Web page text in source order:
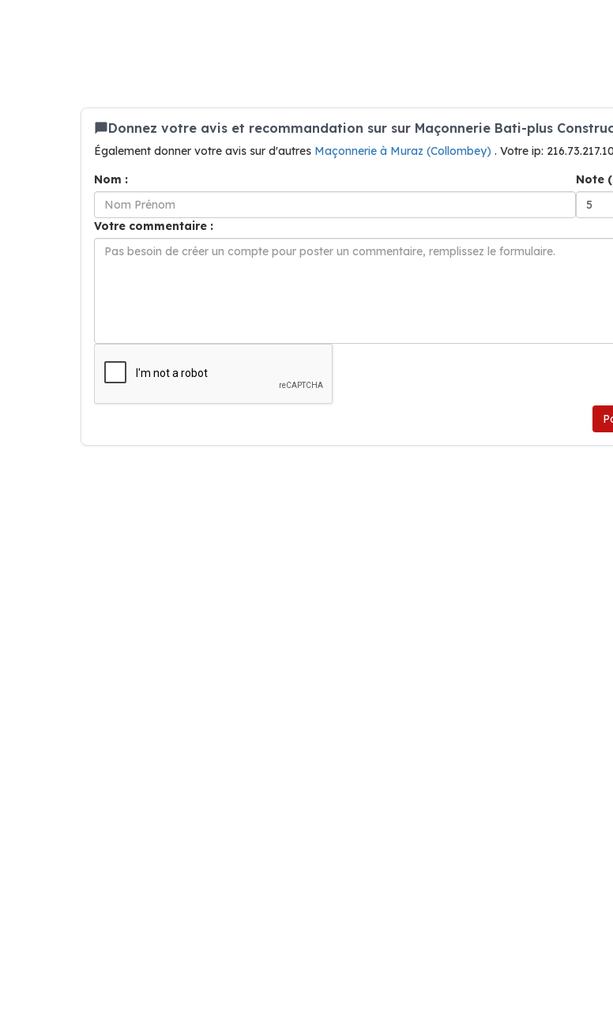
Donnez votre avis et recommandation sur sur Maçonnerie Bati-plus
Également donner votre avis sur d'autres Maçonnerie à Muraz (Collombey) . Votre ip: 216.73.217.10
Nom :
Note
Votre commentaire :